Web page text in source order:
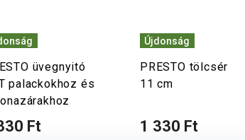
üvegnyitó
palackokhoz és
Ft
Újdonság
PRESTO tölcsér
11 cm
1 330 Ft